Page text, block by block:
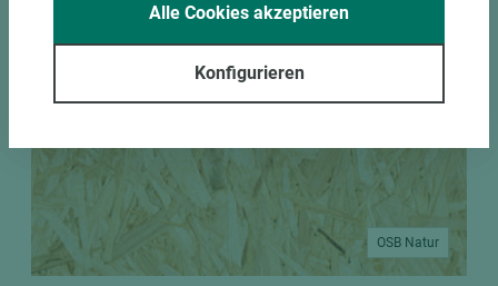
OSB Natur
Konfigurieren
Alle Cookies akzeptieren